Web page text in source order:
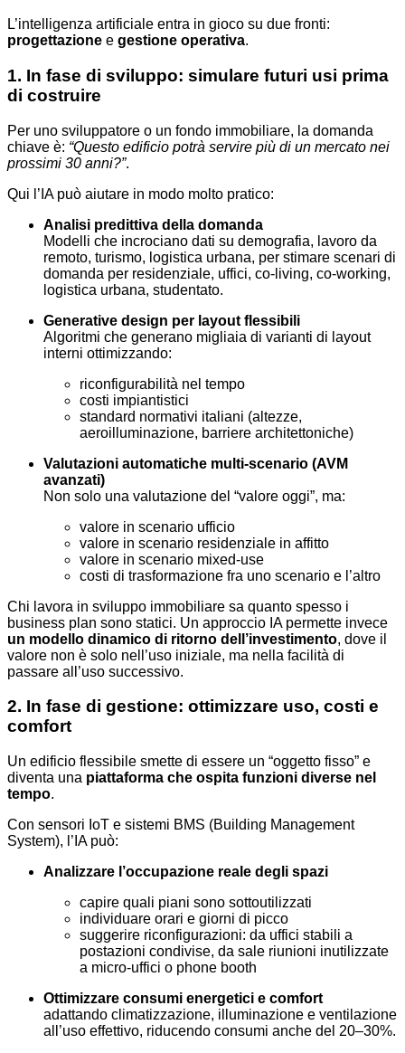
L’intelligenza artificiale entra in gioco su due fronti:
progettazione e gestione operativa.
1. In fase di sviluppo: simulare futuri usi prima
di costruire
Per uno sviluppatore o un fondo immobiliare, la domanda
chiave è: “Questo edificio potrà servire più di un mercato nei
prossimi 30 anni?”.
Qui l’IA può aiutare in modo molto pratico:
Analisi predittiva della domanda
Modelli che incrociano dati su demografia, lavoro da
remoto, turismo, logistica urbana, per stimare scenari di
domanda per residenziale, uffici, co-living, co-working,
logistica urbana, studentato.
Generative design per layout flessibili
Algoritmi che generano migliaia di varianti di layout
interni ottimizzando:
riconfigurabilità nel tempo
costi impiantistici
standard normativi italiani (altezze,
aeroilluminazione, barriere architettoniche)
Valutazioni automatiche multi-scenario (AVM
avanzati)
Non solo una valutazione del “valore oggi”, ma:
valore in scenario ufficio
valore in scenario residenziale in affitto
valore in scenario mixed-use
costi di trasformazione fra uno scenario e l’altro
Chi lavora in sviluppo immobiliare sa quanto spesso i
business plan sono statici. Un approccio IA permette invece
un modello dinamico di ritorno dell’investimento, dove il
valore non è solo nell’uso iniziale, ma nella facilità di
passare all’uso successivo.
2. In fase di gestione: ottimizzare uso, costi e
comfort
Un edificio flessibile smette di essere un “oggetto fisso” e
diventa una piattaforma che ospita funzioni diverse nel
tempo.
Con sensori IoT e sistemi BMS (Building Management
System), l’IA può:
Analizzare l’occupazione reale degli spazi
capire quali piani sono sottoutilizzati
individuare orari e giorni di picco
suggerire riconfigurazioni: da uffici stabili a
postazioni condivise, da sale riunioni inutilizzate
a micro-uffici o phone booth
Ottimizzare consumi energetici e comfort
adattando climatizzazione, illuminazione e ventilazione
all’uso effettivo, riducendo consumi anche del 20–30%.